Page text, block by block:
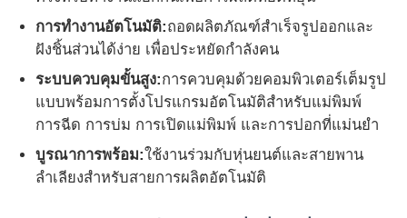
การทำงานอัตโนมัติ:ถอดผลิตภัณฑ์สำเร็จรูปออกและ
ฝังชิ้นส่วนได้ง่าย เพื่อประหยัดกำลังคน
ระบบควบคุมขั้นสูง:การควบคุมด้วยคอมพิวเตอร์เต็มรูป
แบบพร้อมการตั้งโปรแกรมอัตโนมัติสำหรับแม่พิมพ์
การฉีด การบ่ม การเปิดแม่พิมพ์ และการปอกที่แม่นยำ
บูรณาการพร้อม:ใช้งานร่วมกับหุ่นยนต์และสายพาน
ลำเลียงสำหรับสายการผลิตอัตโนมัติ